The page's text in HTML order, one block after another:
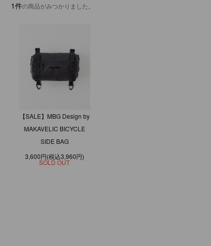
1件の商品がみつかりました。
【SALE】MBG Design by
MAKAVELIC BICYCLE
SIDE BAG
3,600円(税込3,960円)
SOLD OUT